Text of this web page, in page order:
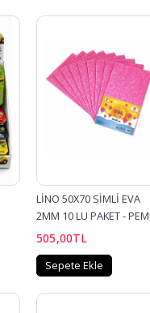
LİNO 50X70 SİMLİ EVA
2MM 10 LU PAKET -
505,00TL
Sepete Ekle